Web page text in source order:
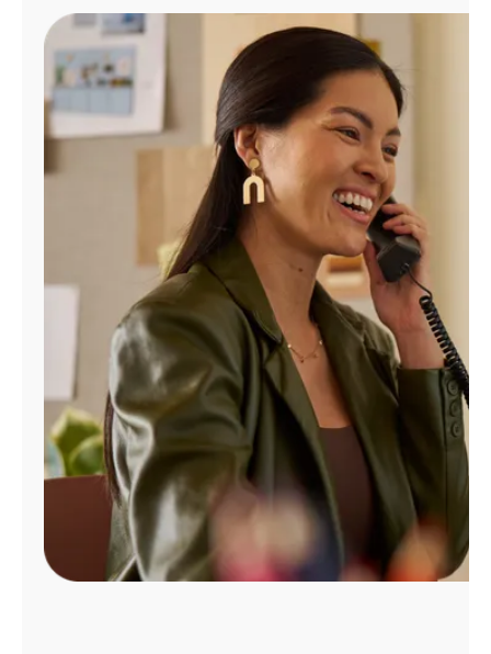
Administrar
cuenta
Encuentra
tienda